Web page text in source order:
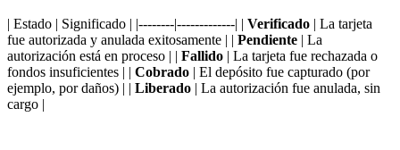
| Estado | Significado | |--------|-------------| | Verificado | La tarjeta
fue autorizada y anulada exitosamente | | Pendiente | La
autorización está en proceso | | Fallido | La tarjeta fue rechazada o
fondos insuficientes | | Cobrado | El depósito fue capturado (por
ejemplo, por daños) | | Liberado | La autorización fue anulada, sin
cargo |